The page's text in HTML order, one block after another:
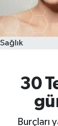
Sağlık
30
Burçları